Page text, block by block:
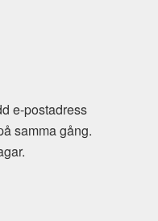
e-postadress
samma gång.